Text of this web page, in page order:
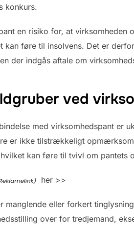
konkurs.
en risiko for, at virksomheden
føre til insolvens. Det er
der indgås aftale om
ved
med virksomhedspant er
er ikke tilstrækkeligt
kan føre til tvivl om pantets
her >>
manglende eller forkert
over for tredjemand,